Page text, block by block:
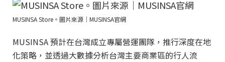
MUSINSA Store。圖片來源｜MUSINSA官網
MUSINSA 預計在台灣成立專屬營運團隊，推行深度在地
化策略，並透過大數據分析台灣主要商業區的行人流